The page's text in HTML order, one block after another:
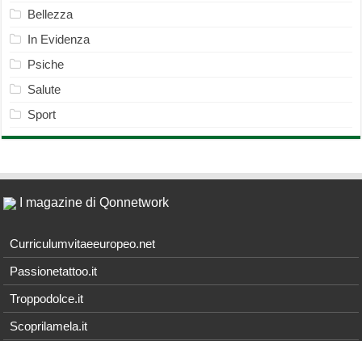
Bellezza
In Evidenza
Psiche
Salute
Sport
I magazine di Qonnetwork
Curriculumvitaeeuropeo.net
Passionetattoo.it
Troppodolce.it
Scoprilamela.it